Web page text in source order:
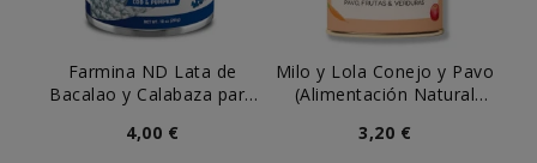
Farmina ND Lata de
Bacalao y Calabaza para
4,00 €
Milo y Lola Conejo y Pavo
(Alimentación Natural
3,20 €